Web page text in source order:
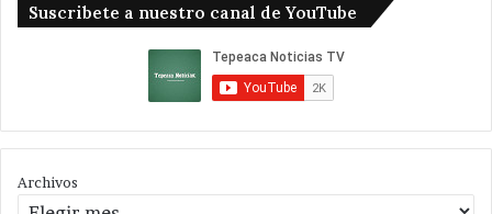
Suscribete a nuestro canal de YouTube
Archivos